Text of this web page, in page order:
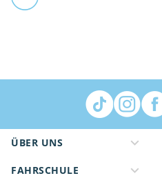
ÜBER UNS
FAHRSCHULE